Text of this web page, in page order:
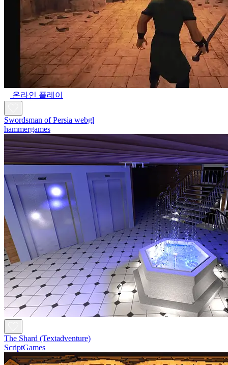
온라인 플레이
Swordsman of Persia webgl
hammergames
The Shard (Textadventure)
ScriptGames